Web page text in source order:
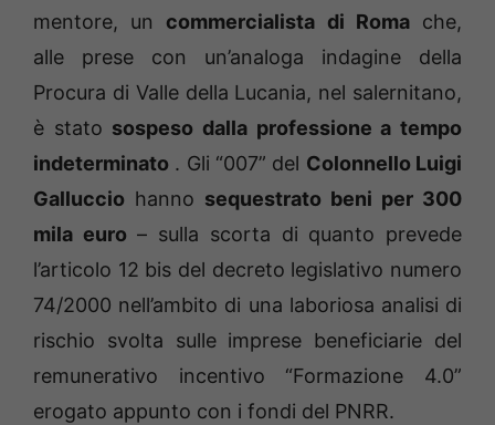
mentore, un commercialista di Romache,
alle prese con un’analoga indagine della
Procura di Valle della Lucania, nel salernitano,
è stato sospeso dalla professione a tempo
indeterminato . Gli “007” del Colonnello Luigi
Galluccio hanno sequestrato beni per 300
mila euro– sulla scorta di quanto prevede
l’articolo 12 bis del decreto legislativo numero
74/2000 nell’ambito di una laboriosa analisi di
rischio svolta sulle imprese beneficiarie del
remunerativo incentivo “Formazione 4.0”
erogato appunto con i fondi del PNRR.